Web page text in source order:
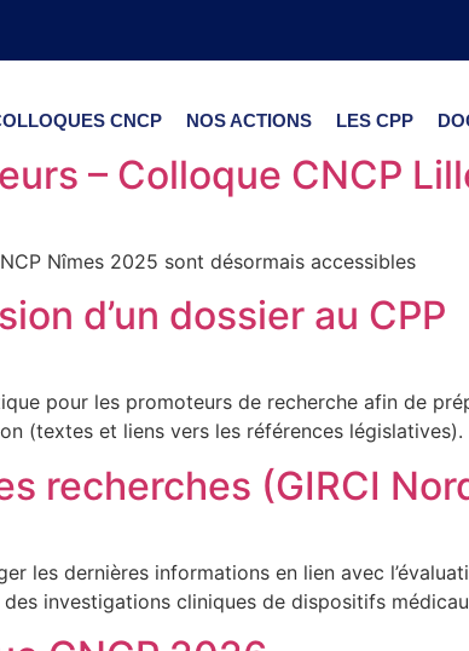
CNCP NOS ACTIONS LES CPP
– Colloque CNCP
Nîmes 2025 sont désormais accessibles
d’un dossier au CPP
pour les promoteurs de recherche afin de
(textes et liens vers les références législatives).
recherches (GIRCI
les dernières informations en lien avec
investigations cliniques de dispositifs